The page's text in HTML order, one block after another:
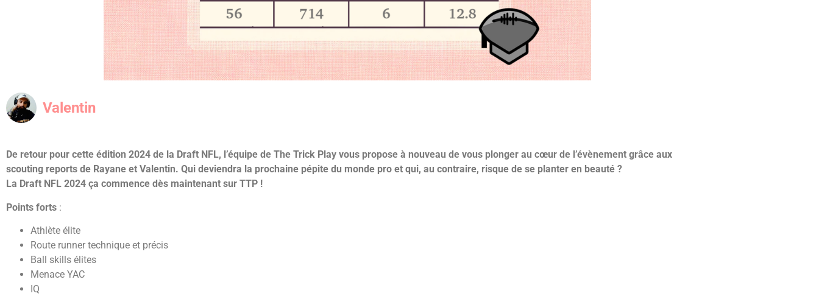
Valentin
De retour pour cette édition 2024 de la Draft NFL, l’équipe de The Trick Play vous propose à nouveau de vous plonger au cœur de l’évènement grâce aux
scouting reports de Rayane et Valentin. Qui deviendra la prochaine pépite du monde pro et qui, au contraire, risque de se planter en beauté ?
La Draft NFL 2024 ça commence dès maintenant sur TTP !
Points forts :
Athlète élite
Route runner technique et précis
Ball skills élites
Menace YAC
IQ